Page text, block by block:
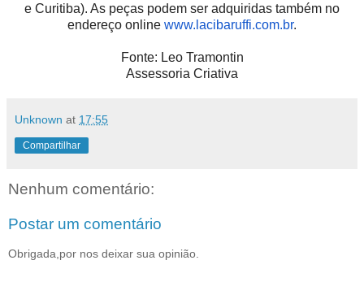
e Curitiba). As peças podem ser adquiridas também no
endereço online www.lacibaruffi.com.br.
Fonte: Leo Tramontin
Assessoria Criativa
Unknown at 17:55
Compartilhar
Nenhum comentário:
Postar um comentário
Obrigada,por nos deixar sua opinião.